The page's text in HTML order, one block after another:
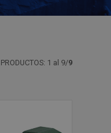
PRODUCTOS: 1 al 9/9